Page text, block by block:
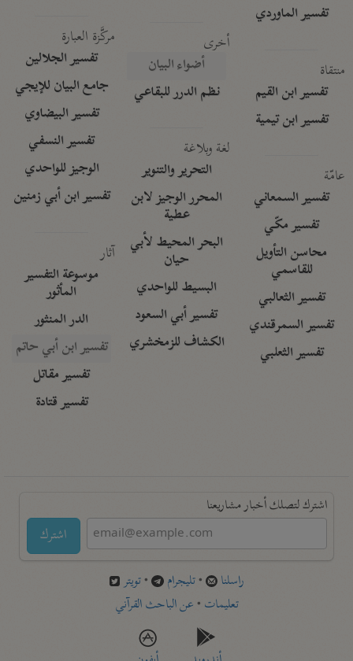
تفسير الماوردي
منتقاة
تفسير ابن القيم
تفسير ابن تيمية
عامّة
تفسير السمعاني
تفسير مكّي
محاسن التأويل
للقاسمي
تفسير الثعالبي
تفسير السمرقندي
تفسير الثعلبي
أخرى
أضواء البيان
نظم الدرر للبقاعي
لغة وبلاغة
التحرير والتنوير
المحرر الوجيز لابن
عطية
البحر المحيط لأبي
حيان
البسيط للواحدي
تفسير أبي السعود
الكشاف للزمخشري
مركَّزة العبارة
تفسير الجلالين
جامع البيان للإيجي
تفسير البيضاوي
تفسير النسفي
الوجيز للواحدي
تفسير ابن أبي زمنين
آثار
موسوعة التفسير
المأثور
الدر المنثور
تفسير ابن أبي حاتم
تفسير مقاتل
تفسير قتادة
اشترك لتصلك أخبار مشاريعنا
اشترك
راسلنا •تليجرام •تويتر
تعليمات •عن الباحث القرآني